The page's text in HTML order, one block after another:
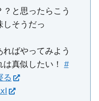
と思ったらこう
しそうだっ
ばやってみよう
真似したい！ #
る